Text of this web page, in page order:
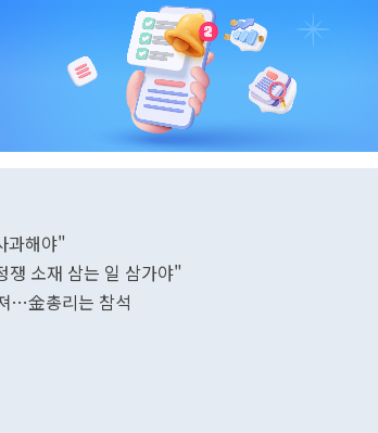
과해야"
소재 삼는 일 삼가야"
…金총리는 참석